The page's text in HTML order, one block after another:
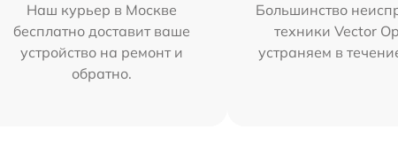
Наш курьер в Москве
бесплатно доставит ваше
устройство на ремонт и
обратно.
Большинство
техники Vector
устраняем в